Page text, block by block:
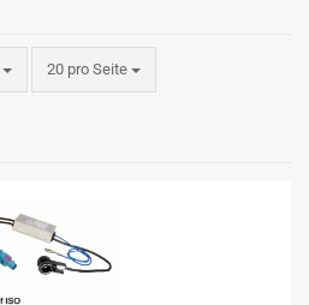
20 pro Seite